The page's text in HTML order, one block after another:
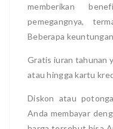
memberikan
pemegangnya,
Beberapa
Gratis iuran tahunan
atau hingga kartu
Diskon atau
Anda membayar